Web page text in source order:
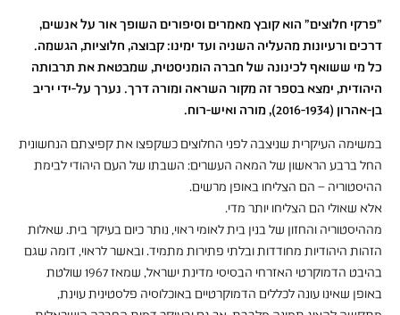
"פרקי חלוצים" הוא קובץ מאמרים וסיפורים השופך אור על אנשים,
דרכים ורעיונות מהעליה השניה ועד ימינו: קבוצה, חלוציות, הגשמה.
כל מי ששואף לכינונה של חברה הומניסטית, שמבטאת את תרבותה
היהודית, ימצא בספר זה מקור השראה ומורה דרך. נערך על-ידי יריב
בן-אהרון (2016-1934), מורה ואיש-רוח.
במשימה העיקרית שניצבה לפני החלוצים כשקפצו את קפיצתם הנחשונית
החל ברבע הראשון של המאה העשרים: השבתו של העם היהודי לבימת
ההיסטוריה – הם הצליחו באופן מרשים.
אלא שאולי הם הצליחו יותר מדי.
מההיסטוריה והחזון של בנין בית לאומי ראוי, נותר כיום בעיקר בית. שאלות
הזהות היהודיות מחודדות ובלתי פתירות מתמיד. ובאשר לראוי, דומה שגם
בהיבט הדמוקרטי האזרחי הבסיסי מדינת ישראל, שמאז 1967 שולטת
באופן שאינו עונה לכללים הדמוקרטיים באוכלוסיה פלסטינית עוינת,